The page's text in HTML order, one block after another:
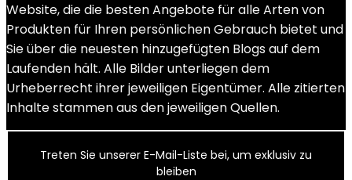
Website, die die besten Angebote für alle Arten von
Produkten für Ihren persönlichen Gebrauch bietet und
Sie über die neuesten hinzugefügten Blogs auf dem
Laufenden hält. Alle Bilder unterliegen dem
Urheberrecht ihrer jeweiligen Eigentümer. Alle zitierten
Inhalte stammen aus den jeweiligen Quellen.
Treten Sie unserer E-Mail-Liste bei, um exklusiv zu
bleiben